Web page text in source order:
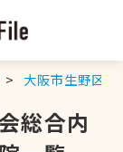
大阪市生野区
総合内